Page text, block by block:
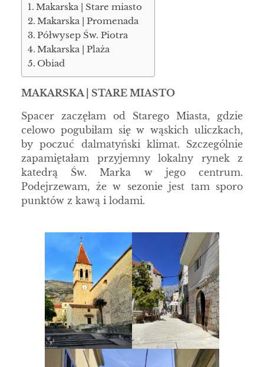
Makarska | Stare miasto
Makarska | Promenada
Półwysep Św. Piotra
Makarska | Plaża
Obiad
MAKARSKA | STARE MIASTO
Spacer zaczęłam od Starego Miasta, gdzie
celowo pogubiłam się w wąskich uliczkach,
by poczuć dalmatyński klimat. Szczególnie
zapamiętałam przyjemny lokalny rynek z
katedrą Św. Marka w jego centrum.
Podejrzewam, że w sezonie jest tam sporo
punktów z kawą i lodami.